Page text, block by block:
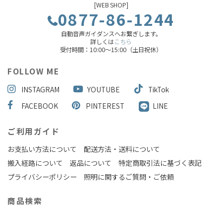
[WEB SHOP]
0877-86-1244
自動音声ガイダンスへお繋ぎします。
詳しくはこちら
受付時間：10:00～15:00（土日祝休）
FOLLOW ME
INSTAGRAM YOUTUBE
TikTok
FACEBOOK
PINTEREST LINE
ご利用ガイド
お支払い方法について
配送方法・送料について
搬入経路について
返品について
特定商取引法に基づく表記
プライバシーポリシー
照明に関するご質問・ご依頼
商品検索